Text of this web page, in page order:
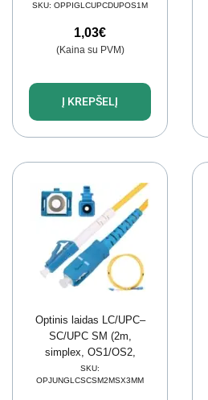
SKU: OPPIGLCUPCDUPOS1M
1,03€
(Kaina su PVM)
Į KREPŠELĮ
Optinis laidas LC/UPC–
SC/UPC SM (2m,
simplex, OS1/OS2,
9/125µm, LSZH)
SKU:
OPJUNGLCSCSM2MSX3MM